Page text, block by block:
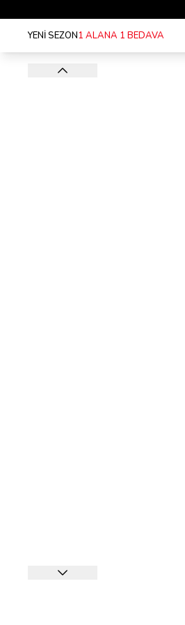
YENİ SEZON1 ALANA 1 BEDAVA